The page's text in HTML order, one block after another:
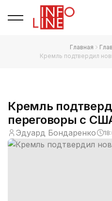
Главная
Кремль подтвердил
Кремль
переговоры с
Эдуард Бондаренко